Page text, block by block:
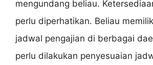
mengundang beliau.
perlu diperhatikan. Beliau
jadwal pengajian di berbagai
perlu dilakukan penyesuaian